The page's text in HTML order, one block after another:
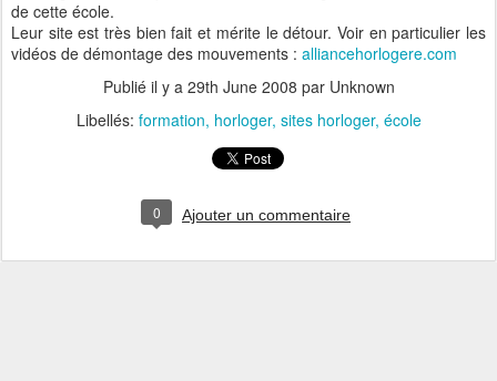
de cette école.
Leur site est très bien fait et mérite le détour. Voir en particulier les
vidéos de démontage des mouvements : alliancehorlogere.com
Publié il y a 29th June 2008 par Unknown
Libellés: formation horloger sites horloger école
0 Ajouter un commentaire